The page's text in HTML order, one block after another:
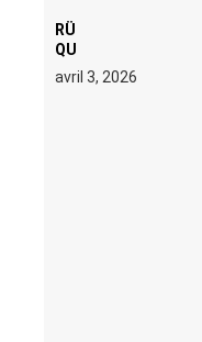
RÜFÜS DU SOL
QUATRE DATES À
avril 3, 2026